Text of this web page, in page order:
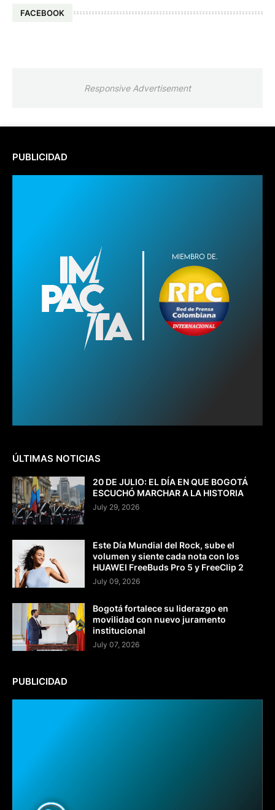
FACEBOOK
Responsive Advertisement
PUBLICIDAD
ÚLTIMAS NOTICIAS
20 DE JULIO: EL DÍA EN QUE BOGOTÁ
ESCUCHÓ MARCHAR A LA HISTORIA
July 29, 2026
Este Día Mundial del Rock, sube el
volumen y siente cada nota con los
HUAWEI FreeBuds Pro 5 y FreeClip 2
July 09, 2026
Bogotá fortalece su liderazgo en
movilidad con nuevo juramento
institucional
July 07, 2026
PUBLICIDAD